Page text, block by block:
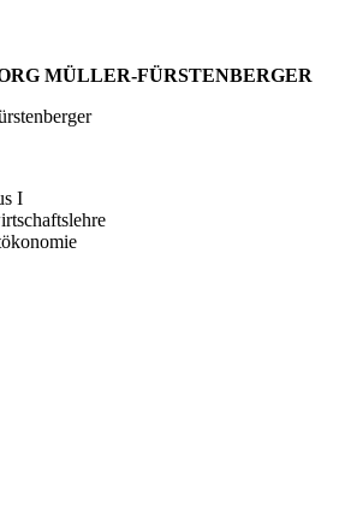
MÜLLER-FÜRSTENBERGER
I